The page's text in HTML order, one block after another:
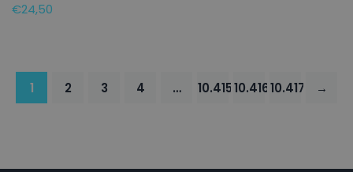
€24,50
1 2 3 4 … 10.41510.41610.417 →